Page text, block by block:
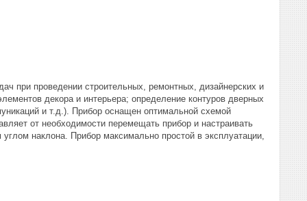
при проведении строительных, ремонтных, дизайнерских и
декора и интерьера; определение контуров дверных
и т.д.). Прибор оснащен оптимальной схемой
от необходимости перемещать прибор и настраивать
наклона. Прибор максимально простой в эксплуатации,